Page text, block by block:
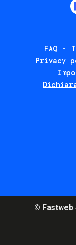
FAQ
Privacy
© Fastweb